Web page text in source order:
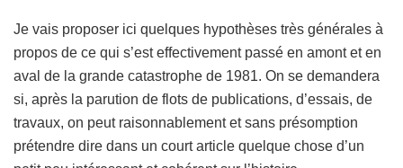
Je vais proposer ici quelques hypothèses très générales à
propos de ce qui s’est effectivement passé en amont et en
aval de la grande catastrophe de 1981. On se demandera
si, après la parution de flots de publications, d’essais, de
travaux, on peut raisonnablement et sans présomption
prétendre dire dans un court article quelque chose d’un